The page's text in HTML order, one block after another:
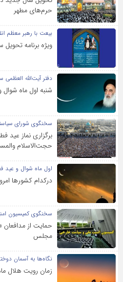
حرم‌های‌ مطهر
بیعت با رهبر معظم
ویژه برنامه
دفتر آیت‌الله العظمی
شنبه اول ماه
سخنگوی شورای
برگزاری نماز عید
حجت‌الاسلام
اول ماه شوال و عید
درکدام کشورها
سخنگوی کمیسیون
حمایت از
مجلس
نگاه‌ها به آسمان
زمان رویت هلال